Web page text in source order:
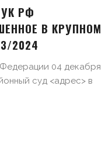
РФ
В КРУПНОМ
2024
04 декабря
суд <адрес> в